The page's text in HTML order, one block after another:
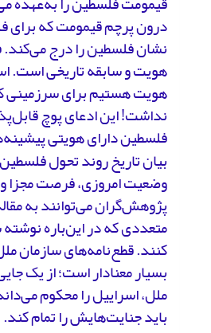
درون پرچم قیمومت که برای
نشان فلسطین را درج
هویت و سابقه تاریخی است.
هویت هستیم برای سرزمینی
نداشت! این ادعای پوچ
فلسطین دارای هویتی
بیان تاریخ روند تحول
وضعیت امروزی، فرصت مجزا
پژوهش‌گران می‌توانند به
متعددی که در این‌باره
کنند. قطع‌نامه‌های سازمان
بسیار معنادار است؛ از یک
ملل، اسراییل را محکوم
باید جنایت‌هایش را تمام کند.